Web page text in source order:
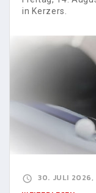
in Kerzers.
30. JULI 2026,